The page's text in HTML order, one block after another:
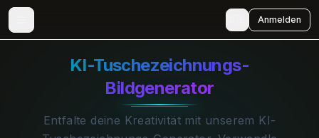
Anmelden
KI-Tuschezeichnungs-
Bildgenerator
Entfalte deine Kreativität mit unserem KI-